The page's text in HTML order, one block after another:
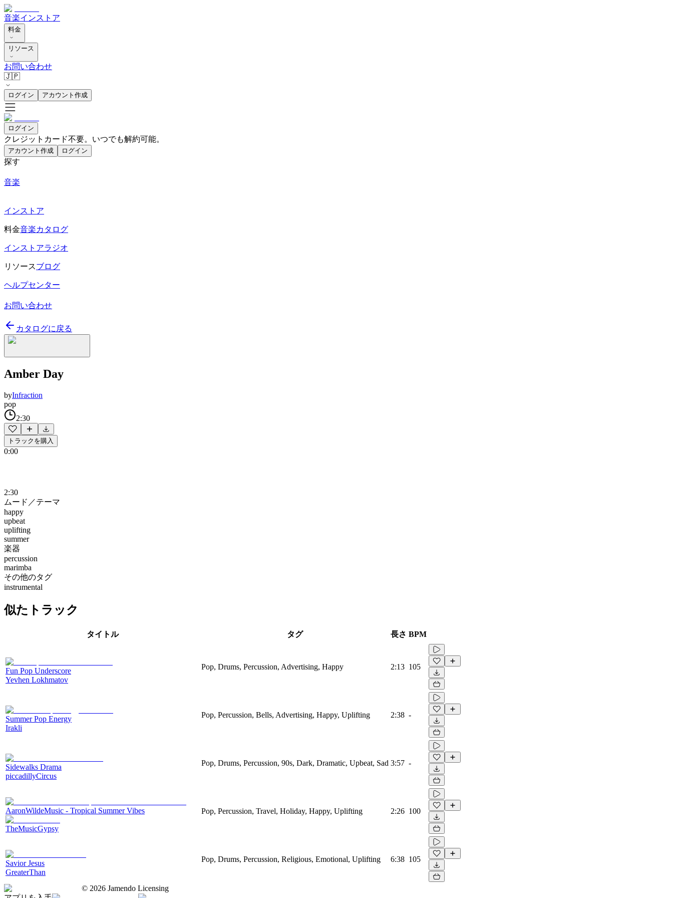
音楽インストア
料金
リソース
お問い合わせ
🇯🇵
ログイン アカウント作成
ログイン
クレジットカード不要。いつでも解約可能。
アカウント作成 ログイン
探す
音楽
インストア
料金音楽カタログ
インストアラジオ
リソースブログ
ヘルプセンター
お問い合わせ
カタログに戻る
Amber Day
byInfraction
pop
2:30
トラックを購入
0:00
2:30
ムード／テーマ
happy
upbeat
uplifting
summer
楽器
percussion
marimba
その他のタグ
instrumental
似たトラック
タイトル タグ 長さ BPM
Fun Pop Underscore
Yevhen Lokhmatov
Pop, Drums, Percussion, Advertising, Happy 2:13 105
Summer Pop Energy
Irakli
Pop, Percussion, Bells, Advertising, Happy, Uplifting 2:38 -
Sidewalks Drama
piccadillyCircus
Pop, Drums, Percussion, 90s, Dark, Dramatic, Upbeat, Sad 3:57 -
AaronWildeMusic - Tropical Summer Vibes
TheMusicGypsy
Pop, Percussion, Travel, Holiday, Happy, Uplifting 2:26 100
Savior Jesus
GreaterThan
Pop, Drums, Percussion, Religious, Emotional, Uplifting 6:38 105
© 2026 Jamendo Licensing